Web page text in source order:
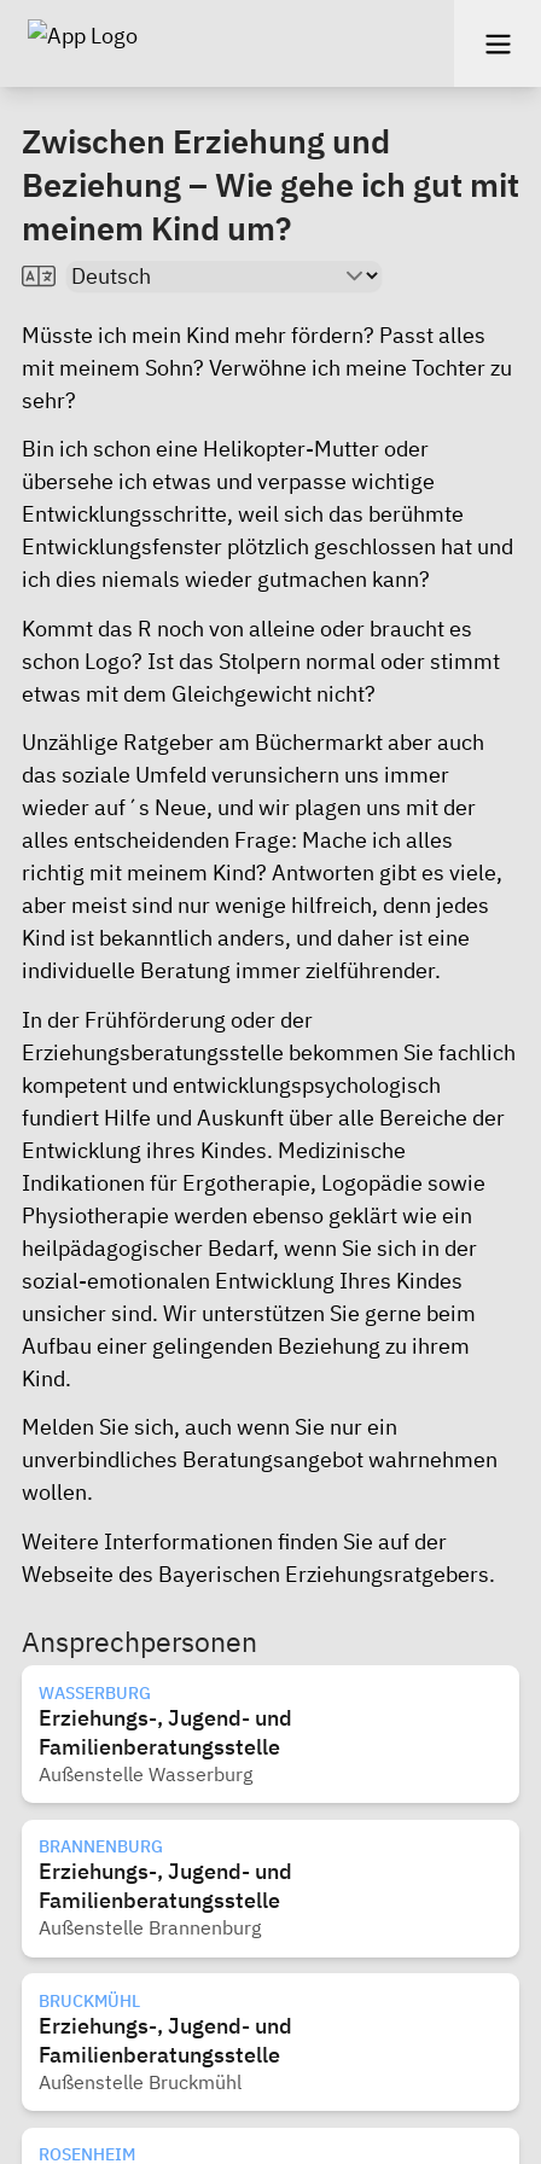
Zwischen Erziehung und
Beziehung – Wie gehe ich gut mit
meinem Kind um?
Müsste ich mein Kind mehr fördern? Passt alles
mit meinem Sohn? Verwöhne ich meine Tochter zu
sehr?
Bin ich schon eine Helikopter-Mutter oder
übersehe ich etwas und verpasse wichtige
Entwicklungsschritte, weil sich das berühmte
Entwicklungsfenster plötzlich geschlossen hat und
ich dies niemals wieder gutmachen kann?
Kommt das R noch von alleine oder braucht es
schon Logo? Ist das Stolpern normal oder stimmt
etwas mit dem Gleichgewicht nicht?
Unzählige Ratgeber am Büchermarkt aber auch
das soziale Umfeld verunsichern uns immer
wieder auf´s Neue, und wir plagen uns mit der
alles entscheidenden Frage: Mache ich alles
richtig mit meinem Kind? Antworten gibt es viele,
aber meist sind nur wenige hilfreich, denn jedes
Kind ist bekanntlich anders, und daher ist eine
individuelle Beratung immer zielführender.
In der Frühförderung oder der
Erziehungsberatungsstelle bekommen Sie fachlich
kompetent und entwicklungspsychologisch
fundiert Hilfe und Auskunft über alle Bereiche der
Entwicklung ihres Kindes. Medizinische
Indikationen für Ergotherapie, Logopädie sowie
Physiotherapie werden ebenso geklärt wie ein
heilpädagogischer Bedarf, wenn Sie sich in der
sozial-emotionalen Entwicklung Ihres Kindes
unsicher sind. Wir unterstützen Sie gerne beim
Aufbau einer gelingenden Beziehung zu ihrem
Kind.
Melden Sie sich, auch wenn Sie nur ein
unverbindliches Beratungsangebot wahrnehmen
wollen.
Weitere Interformationen finden Sie auf der
Webseite des Bayerischen Erziehungsratgebers.
Ansprechpersonen
WASSERBURG
Erziehungs-, Jugend- und
Familienberatungsstelle
Außenstelle Wasserburg
BRANNENBURG
Erziehungs-, Jugend- und
Familienberatungsstelle
Außenstelle Brannenburg
BRUCKMÜHL
Erziehungs-, Jugend- und
Familienberatungsstelle
Außenstelle Bruckmühl
ROSENHEIM